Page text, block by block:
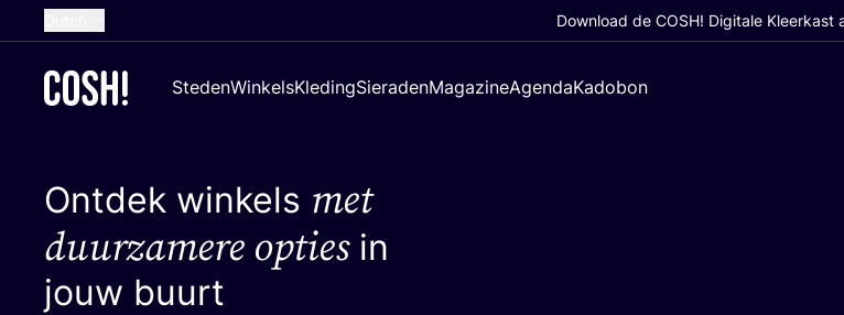
French
German
Croatian
Download de COSH! Digitale Kleerkast
StedenWinkelsKledingSieradenMagazineAgendaKadobon
Ontdek winkels met
duurzamere optiesin
jouw buurt